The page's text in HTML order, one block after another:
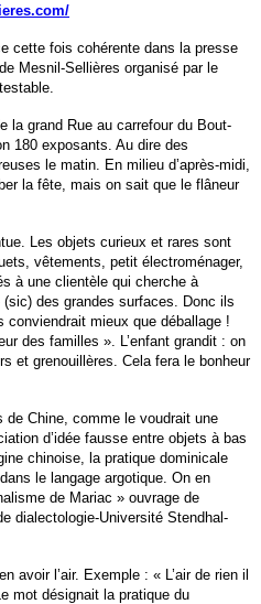
cette fois cohérente dans la presse
Mesnil-Sellières organisé par le
la grand Rue au carrefour du Bout-
180 exposants. Au dire des
le matin. En milieu d’après-midi,
la fête, mais on sait que le flâneur
Les objets curieux et rares sont
vêtements, petit électroménager,
à une clientèle qui cherche à
des grandes surfaces. Donc ils
mieux que déballage !
des familles ». L’enfant grandit : on
et grenouillères. Cela fera le bonheur
de Chine, comme le voudrait une
d’idée fausse entre objets à bas
chinoise, la pratique dominicale
le langage argotique. On en
de Mariac » ouvrage de
dialectologie-Université Stendhal-
avoir l’air. Exemple : « L’air de rien il
mot désignait la pratique du